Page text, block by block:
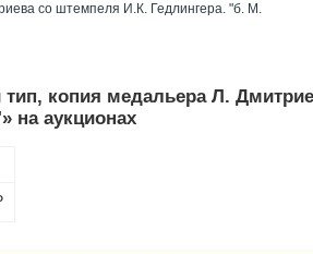
со штемпеля И.К. Гедлингера. "б. М.
копия медальера Л.
на аукционах